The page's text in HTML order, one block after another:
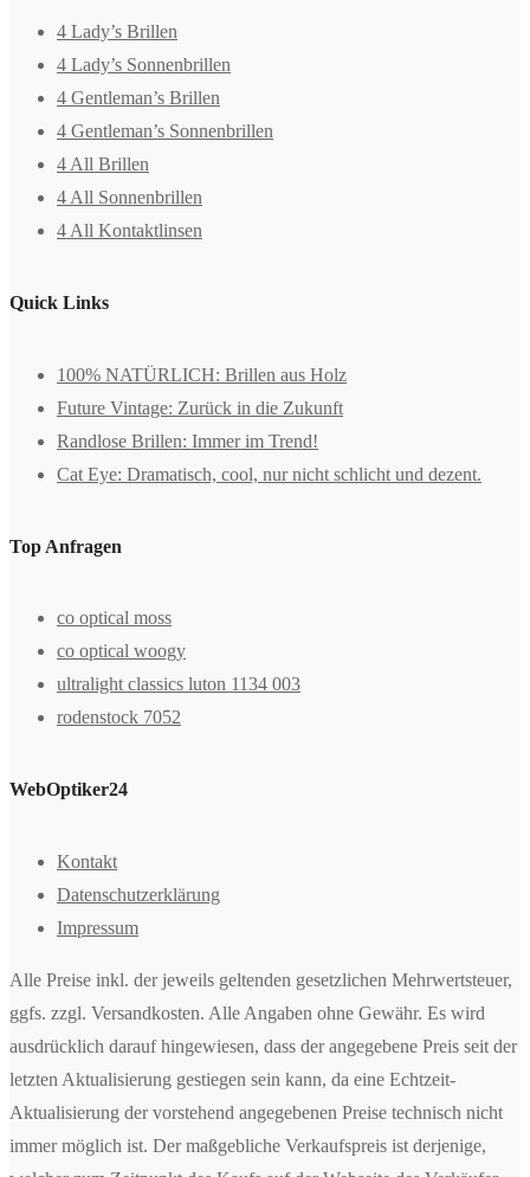
4 Lady’s Brillen
4 Lady’s Sonnenbrillen
4 Gentleman’s Brillen
4 Gentleman’s Sonnenbrillen
4 All Brillen
4 All Sonnenbrillen
4 All Kontaktlinsen
Quick Links
100% NATÜRLICH: Brillen aus Holz
Future Vintage: Zurück in die Zukunft
Randlose Brillen: Immer im Trend!
Cat Eye: Dramatisch, cool, nur nicht schlicht und dezent.
Top Anfragen
co optical moss
co optical woogy
ultralight classics luton 1134 003
rodenstock 7052
WebOptiker24
Kontakt
Datenschutzerklärung
Impressum
Alle Preise inkl. der jeweils geltenden gesetzlichen Mehrwertsteuer,
ggfs. zzgl. Versandkosten. Alle Angaben ohne Gewähr. Es wird
ausdrücklich darauf hingewiesen, dass der angegebene Preis seit der
letzten Aktualisierung gestiegen sein kann, da eine Echtzeit-
Aktualisierung der vorstehend angegebenen Preise technisch nicht
immer möglich ist. Der maßgebliche Verkaufspreis ist derjenige,